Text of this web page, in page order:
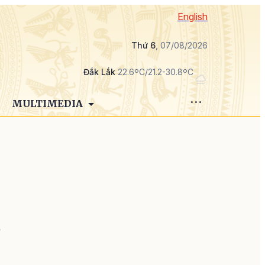
English
Thứ 6, 07/08/2026
Đắk Lắk22.6ºC/21.2-30.8ºC
MULTIMEDIA